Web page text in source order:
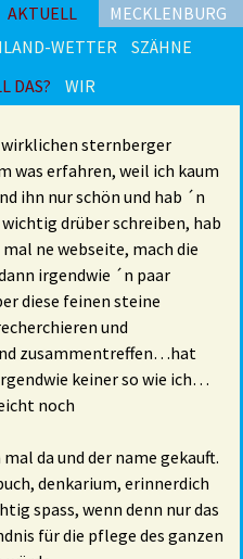
AKTUELL
MECKLENBURG
WETTER
SZÄHNE
DAS?
WIR
sternberger
was erfahren, weil ich kaum
ihn nur schön und hab ´n
drüber schreiben, hab
ne webseite, mach die
irgendwie ´n paar
diese feinen steine
und
zusammentreffen…hat
keiner so wie ich…
noch
da und der name gekauft.
denkarium, erinnerdich
spass, wenn denn nur das
für die pflege des ganzen